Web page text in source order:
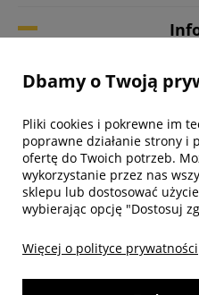
Biuro
Dbamy o Twoją
Pliki cookies i pokrewne im
poprawne działanie strony i
ofertę do Twoich potrzeb.
wykorzystanie przez nas
sklepu lub dostosować
wybierając opcję "Dostosuj
Więcej o polityce prywatności